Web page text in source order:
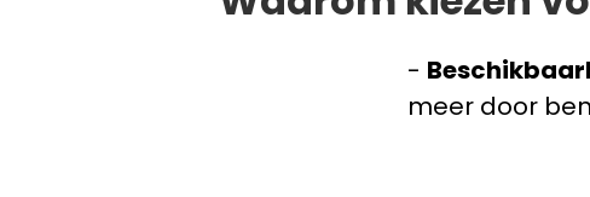
-
meer door